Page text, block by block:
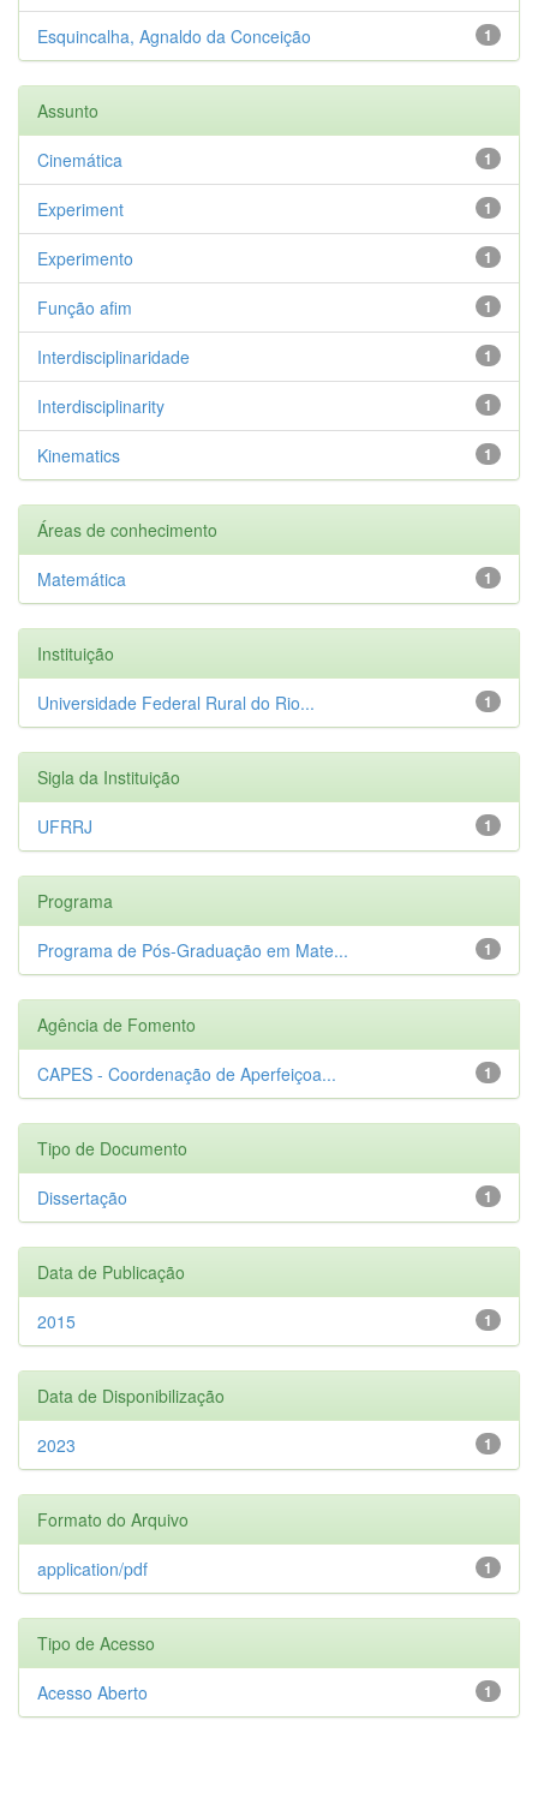
1
Esquincalha, Agnaldo da Conceição
Assunto
1
Cinemática
1
Experiment
1
Experimento
1
Função afim
1
Interdisciplinaridade
1
Interdisciplinarity
1
Kinematics
Áreas de conhecimento
1
Matemática
Instituição
1
Universidade Federal Rural do Rio...
Sigla da Instituição
1
UFRRJ
Programa
1
Programa de Pós-Graduação em Mate...
Agência de Fomento
1
CAPES - Coordenação de Aperfeiçoa...
Tipo de Documento
1
Dissertação
Data de Publicação
1
2015
Data de Disponibilização
1
2023
Formato do Arquivo
1
application/pdf
Tipo de Acesso
1
Acesso Aberto